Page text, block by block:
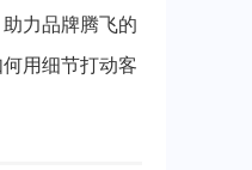
助力品牌腾飞的
用细节打动客